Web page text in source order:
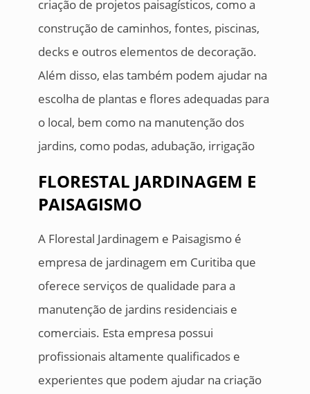
criação de projetos paisagísticos, como a
construção de caminhos, fontes, piscinas,
decks e outros elementos de decoração.
Além disso, elas também podem ajudar na
escolha de plantas e flores adequadas para
o local, bem como na manutenção dos
jardins, como podas, adubação, irrigação
FLORESTAL JARDINAGEM E
PAISAGISMO
A Florestal Jardinagem e Paisagismo é
empresa de jardinagem em Curitiba que
oferece serviços de qualidade para a
manutenção de jardins residenciais e
comerciais. Esta empresa possui
profissionais altamente qualificados e
experientes que podem ajudar na criação